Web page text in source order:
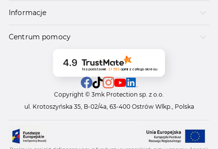
Informacje
Centrum pomocy
4.9
Na podstawie 21 552 opinii z całego okresu
Copyright © 3mk Protection sp. z o.o.
ul. Krotoszyńska 35, B-02/4a, 63-400 Ostrów Wlkp., Polska